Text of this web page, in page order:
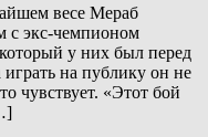
весе Мераб
с экс-чемпионом
у них был перед
на публику он не
чувствует. «Этот бой